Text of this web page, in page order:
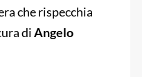
che rispecchia
diAngelo